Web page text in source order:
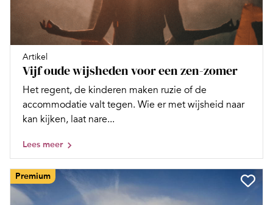
Artikel
Vijf oude wijsheden voor een zen-zomer
Het regent, de kinderen maken ruzie of de
accommodatie valt tegen. Wie er met wijsheid naar
kan kijken, laat nare...
Lees meer
Premium